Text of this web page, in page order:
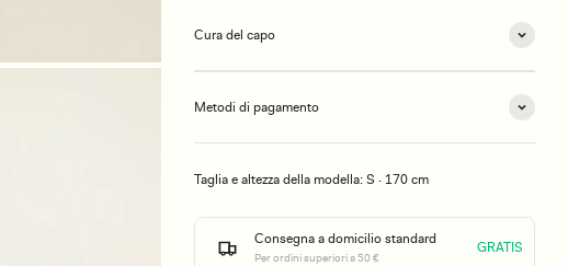
Cura del capo
Metodi di pagamento
Taglia e altezza della modella: S · 170 cm
Consegna a domicilio standard
Per ordini superiori a 50 €
GRATIS